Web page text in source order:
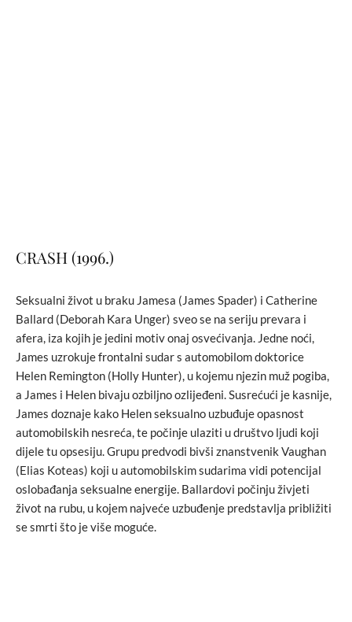
CRASH (1996.)
Seksualni život u braku Jamesa (James Spader) i Catherine
Ballard (Deborah Kara Unger) sveo se na seriju prevara i
afera, iza kojih je jedini motiv onaj osvećivanja. Jedne noći,
James uzrokuje frontalni sudar s automobilom doktorice
Helen Remington (Holly Hunter), u kojemu njezin muž pogiba,
a James i Helen bivaju ozbiljno ozlijeđeni. Susrećući je kasnije,
James doznaje kako Helen seksualno uzbuđuje opasnost
automobilskih nesreća, te počinje ulaziti u društvo ljudi koji
dijele tu opsesiju. Grupu predvodi bivši znanstvenik Vaughan
(Elias Koteas) koji u automobilskim sudarima vidi potencijal
oslobađanja seksualne energije. Ballardovi počinju živjeti
život na rubu, u kojem najveće uzbuđenje predstavlja približiti
se smrti što je više moguće.